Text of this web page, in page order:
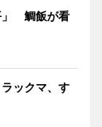
」 鯛飯が看
ックマ、す